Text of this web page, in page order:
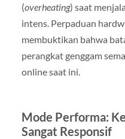
(overheating) saat
intens. Perpaduan
membuktikan bahwa
perangkat genggam
online saat ini.
Mode Performa:
Sangat Responsif